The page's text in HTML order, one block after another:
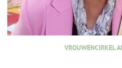
VROUWENCIRKEL